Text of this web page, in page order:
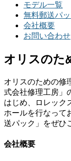
モデル一覧
無料郵送パ
会社概要
お問い合わせ
オリスのた
オリスのための修
式会社修理工房」
はじめ、ロレック
ホールを行なって
送パック」をぜひ
会社概要